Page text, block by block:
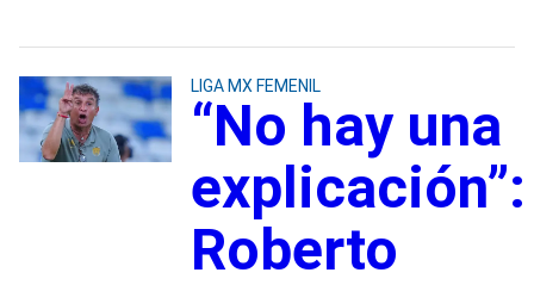
LIGA MX FEMENIL
“No hay una
explicación”:
Roberto